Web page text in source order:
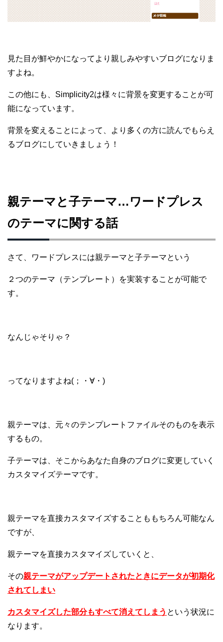
見た目が鮮やかになってより親しみやすいブログになりま
すよね。
この他にも、Simplicity2は様々に背景を変更することが可
能になっています。
背景を変えることによって、より多くの方に読んでもらえ
るブログにしていきましょう！
親テーマと子テーマ…ワードプレス
のテーマに関する話
さて、ワードプレスには親テーマと子テーマという
２つのテーマ（テンプレート）を実装することが可能で
す。
なんじゃそりゃ？
ってなりますよね(；・∀・)
親テーマは、元々のテンプレートファイルそのものを表示
するもの。
子テーマは、そこからあなた自身のブログに変更していく
カスタマイズテーマです。
親テーマを直接カスタマイズすることももちろん可能なん
ですが、
親テーマを直接カスタマイズしていくと、
その親テーマがアップデートされたときにデータが初期化
されてしまい
カスタマイズした部分もすべて消えてしまう という状況に
なります。